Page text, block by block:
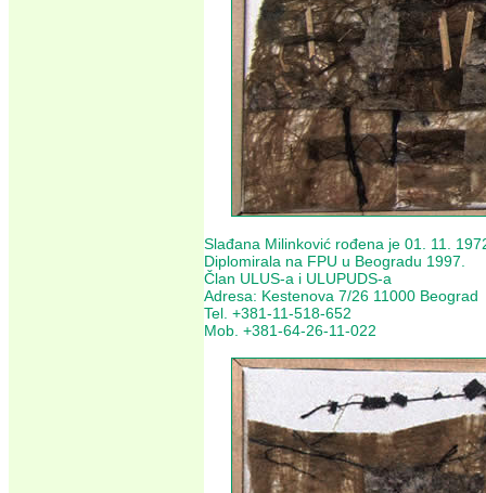
Slađana Milinković rođena je 01. 11.
Diplomirala na FPU u Beogradu 1997.
Član ULUS-a i ULUPUDS-a
Adresa: Kestenova 7/26 11000 Beograd
Tel. +381-11-518-652
Mob. +381-64-26-11-022